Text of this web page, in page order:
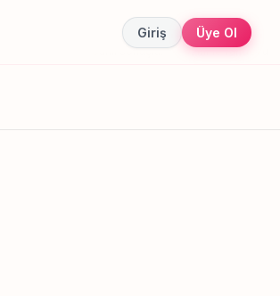
Giriş Üye Ol
Canlı sonuçlar Online randevu